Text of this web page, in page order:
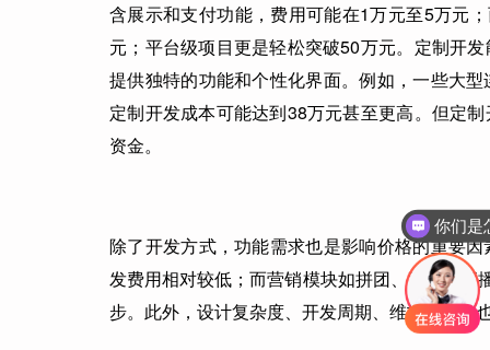
含展示和支付功能，费用可能在1万元至5万元
元；平台级项目更是轻松突破50万元。定制开
提供独特的功能和个性化界面。例如，一些大
定制开发成本可能达到38万元甚至更高。但定
资金。
除了开发方式，功能需求也是影响价格的重要
发费用相对较低；而营销模块如拼团、秒杀、
步。此外，设计复杂度、开发周期、维护成本等
你们是